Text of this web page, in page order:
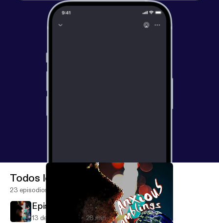
Todos los episodios
23 episodios
Episode 23: Dating While Anxious
13 de jul de 2014 28 min